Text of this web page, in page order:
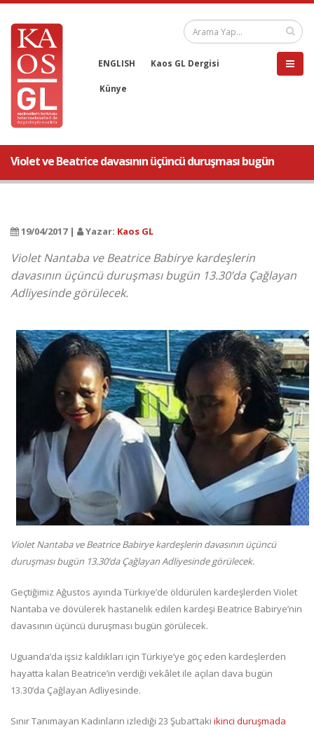
ENGLISH Kaos GL Dergisi
Künye
Violet ve Beatrice davasının üçüncü duruşması bugün
19/04/2017 | Yazar: Kaos GL
Violet Nantaba ve Beatrice Babirye kardeşlerin
davasının üçüncü duruşması bugün 13.30’da Çağlayan
Adliyesinde görülecek.
Violet Nantaba ve Beatrice Babirye kardeşlerin davasının üçüncü
duruşması bugün 13.30’da Çağlayan Adliyesinde görülecek.
Geçtiğimiz Ağustos ayında Türkiye’de öldürülen kardeşlerden Violet
Nantaba ve dövülerek hastanelik edilen kardeşi Beatrice Babirye’nin
davasının üçüncü duruşması bugün görülecek.
Uguanda’da işsiz kaldıkları için Türkiye’ye göç eden kardeşlerden
hayatta kalan Beatrice’in verdiği vekâlet ile açılan dava bugün
13.30’da Çağlayan Adliyesinde.
Sınır Tanımayan Kadınların izlediği 23 Şubat’taki ikinci duruşmada